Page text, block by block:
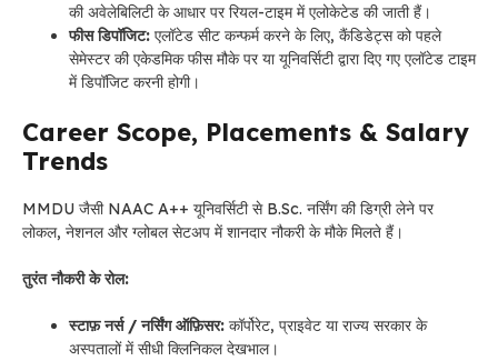
की अवेलेबिलिटी के आधार पर रियल-टाइम में एलोकेटेड की जाती हैं।
फीस डिपॉजिट: एलॉटेड सीट कन्फर्म करने के लिए, कैंडिडेट्स को पहले
सेमेस्टर की एकेडमिक फीस मौके पर या यूनिवर्सिटी द्वारा दिए गए एलॉटेड टाइम
में डिपॉजिट करनी होगी।
Career Scope, Placements & Salary
Trends
MMDU जैसी NAAC A++ यूनिवर्सिटी से B.Sc. नर्सिंग की डिग्री लेने पर
लोकल, नेशनल और ग्लोबल सेटअप में शानदार नौकरी के मौके मिलते हैं।
तुरंत नौकरी के रोल:
स्टाफ़ नर्स / नर्सिंग ऑफ़िसर: कॉर्पोरेट, प्राइवेट या राज्य सरकार के
अस्पतालों में सीधी क्लिनिकल देखभाल।